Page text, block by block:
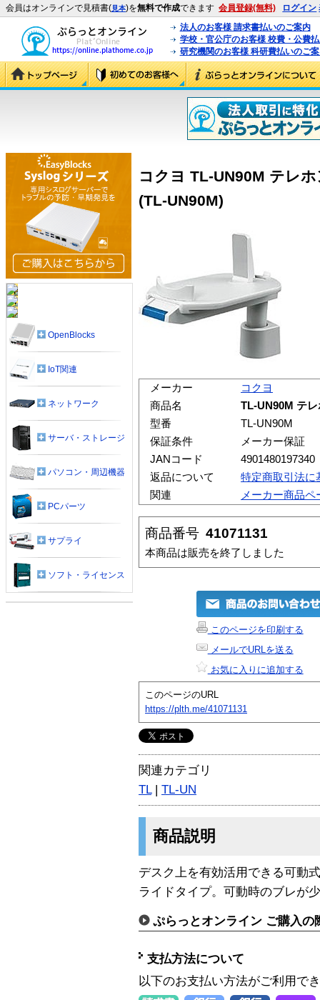
会員はオンラインで見積書(見本)を無料で作成できます 会員登録(無料) ログイン
法人のお客様 請求書払いのご案内
学校・官公庁のお客様 校費・公費
研究機関のお客様 科研費払いのご
コクヨ TL-UN90M テレ
(TL-UN90M)
メーカー
コクヨ
商品名
TL-UN90M テ
型番
TL-UN90M
保証条件
メーカー保証
JANコード
4901480197340
返品について
特定商取引法に
関連
メーカー商品ペ
商品番号 41071131
本商品は販売を終了しました
このページを印刷する
メールでURLを送る
お気に入りに追加する
このページのURL
https://plth.me/41071131
関連カテゴリ
TL| TL-UN
商品説明
デスク上を有効活用できる可動
ライドタイプ。可動時のブレが
ぷらっとオンライン ご購入の
支払方法について
以下のお支払い方法がご利用で
OpenBlocks
IoT関連
ネットワーク
サーバ・ストレージ
パソコン・周辺機器
PCパーツ
サプライ
ソフト・ライセンス